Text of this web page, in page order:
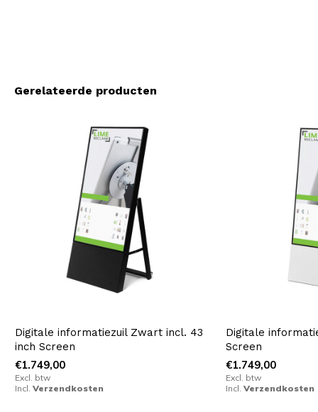
Gerelateerde producten
Digitale informatiezuil Zwart incl. 43
inch Screen
€1.749,00
Excl. btw
Incl. Verzendkosten
Digitale
Screen
€1.749,00
Excl. btw
Incl. Verzendkosten